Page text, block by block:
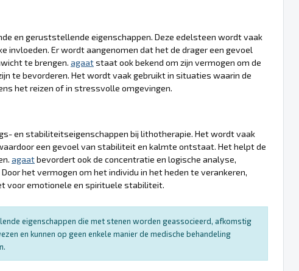
en geruststellende eigenschappen. Deze edelsteen wordt vaak
invloeden. Er wordt aangenomen dat het de drager een gevoel
te brengen. agaatstaat ook bekend om zijn vermogen om de
te bevorderen. Het wordt vaak gebruikt in situaties waarin de
het reizen of in stressvolle omgevingen.
en stabiliteitseigenschappen bij lithotherapie. Het wordt vaak
een gevoel van stabiliteit en kalmte ontstaat. Het helpt de
agaatbevordert ook de concentratie en logische analyse,
het vermogen om het individu in het heden te verankeren,
voor emotionele en spirituele stabiliteit.
eigenschappen die met stenen worden geassocieerd, afkomstig
en kunnen op geen enkele manier de medische behandeling